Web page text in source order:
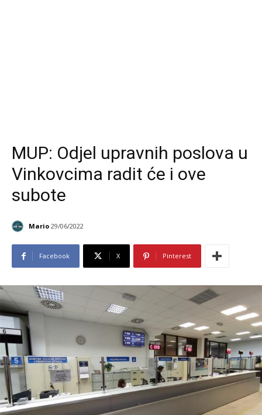
MUP: Odjel upravnih poslova u
Vinkovcima radit će i ove
subote
Mario 29/06/2022
Facebook X Pinterest